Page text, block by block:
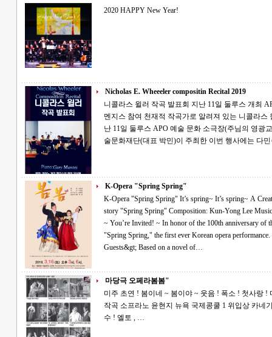
2020 HAPPY New Year!
Nicholas E. Wheeeler compositin Recital 2019
니콜라스 윌러 작곡 발표회 지난 11일 둘루스 개최 APO 예술문화재단 주최...피아니스트 게리
멘지스 참여 천재적 작곡가로 알려져 있는 니콜라스 윌러(Nicholas Wheeler)의 작곡 발표회가 지
난 11일 둘루스 APO 예술 문화 소극장(주님의 영광교회)에서 개최됐
술문화재단(대표 박민)이 주최한 이번 행사에는 다
K-Opera "Spring Spring"
K-Opera "Spring Spring" It’s spring~ It’s spring~ A Creative Korean Opera~! Yu-jung Kim’s short
story "Spring Spring" Composition: Kun-Yong Lee Music Director: Hyun-Ji Yoon Conductor: Min Park
~ You’re Invited! ~ In honor of the 100th anniversary of the March 1st Movement, we invite you to
"Spring Spring," the first ever Korean opera performance. &lt;Performance Details and Special
Guests&gt; Based on a novel of…
마당극 오페라봄봄"
미주 초연 ! 봄이네 ~ 봄이야 ~ 웃음 ! 폭소 ! 첫사랑 ! 마당극 오페라 ! 봄봄 김유정 원작 이건용
작곡 소프라노 윤현지 뉴욕 국제콩쿨 1 위입상 카네기 홀 데뷔 테너허정민 오페라 뮤지컬의 진
수 ! 엘토 , …